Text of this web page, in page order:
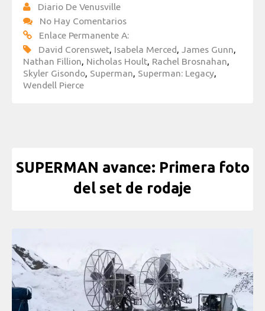
Diario De Venusville
No Hay Comentarios
Enlace Permanente A:
David Corenswet Isabela Merced James Gunn
Nathan Fillion Nicholas Hoult Rachel Brosnahan
Skyler Gisondo Superman Superman: Legacy
Wendell Pierce
SUPERMAN avance: Primera foto
del set de rodaje